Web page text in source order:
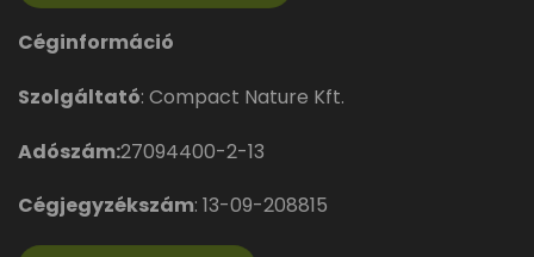
Céginformáció
Szolgáltató: Compact Nature Kft.
Adószám:27094400-2-13
Cégjegyzékszám: 13-09-208815